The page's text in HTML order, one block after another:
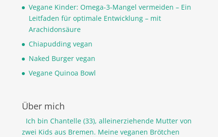
Vegane Kinder: Omega-3-Mangel vermeiden – Ein
Leitfaden für optimale Entwicklung – mit
Arachidonsäure
Chiapudding vegan
Naked Burger vegan
Vegane Quinoa Bowl
Über mich
Ich bin Chantelle (33), alleinerziehende Mutter von
zwei Kids aus Bremen. Meine veganen Brötchen